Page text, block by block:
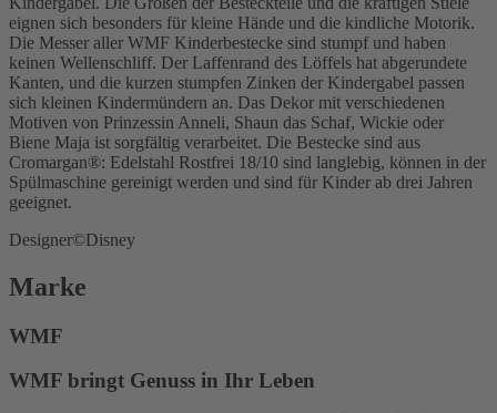
eignen sich besonders für kleine Hände und die kindliche Motorik.
Die Messer aller WMF Kinderbestecke sind stumpf und haben
keinen Wellenschliff. Der Laffenrand des Löffels hat abgerundete
Kanten, und die kurzen stumpfen Zinken der Kindergabel passen
sich kleinen Kindermündern an. Das Dekor mit verschiedenen
Motiven von Prinzessin Anneli, Shaun das Schaf, Wickie oder
Biene Maja ist sorgfältig verarbeitet. Die Bestecke sind aus
Cromargan®: Edelstahl Rostfrei 18/10 sind langlebig, können in der
Spülmaschine gereinigt werden und sind für Kinder ab drei Jahren
geeignet.
Designer©Disney
Marke
WMF
WMF bringt Genuss in Ihr Leben